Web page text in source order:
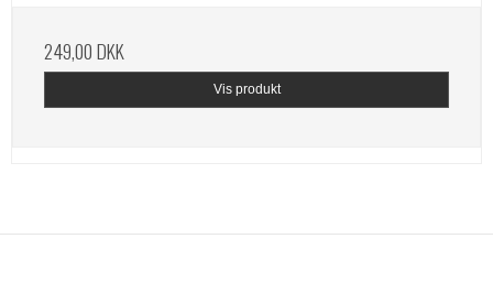
249,00 DKK
Vis produkt